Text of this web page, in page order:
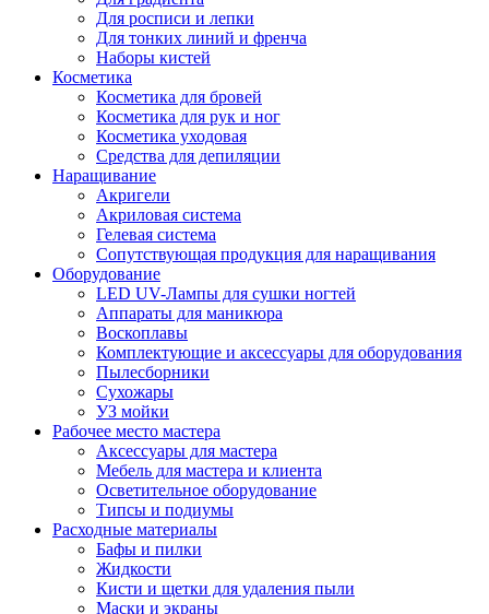
Для росписи и лепки
Для тонких линий и френча
Наборы кистей
Косметика
Косметика для бровей
Косметика для рук и ног
Косметика уходовая
Средства для депиляции
Наращивание
Акригели
Акриловая система
Гелевая система
Сопутствующая продукция для наращивания
Оборудование
LED UV-Лампы для сушки ногтей
Аппараты для маникюра
Воскоплавы
Комплектующие и аксессуары для оборудования
Пылесборники
Сухожары
УЗ мойки
Рабочее место мастера
Аксессуары для мастера
Мебель для мастера и клиента
Осветительное оборудование
Типсы и подиумы
Расходные материалы
Бафы и пилки
Жидкости
Кисти и щетки для удаления пыли
Маски и экраны